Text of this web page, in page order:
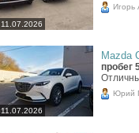
11.07.2026
Игорь
11.07.2026
Mazda
пробег
Юрий